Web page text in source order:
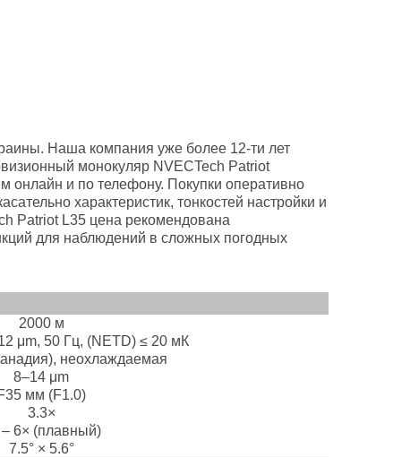
Наша компания уже более 12-ти лет
монокуляр NVECTech Patriot
онлайн и по телефону. Покупки оперативно
характеристик, тонкостей настройки и
Patriot L35 цена рекомендована
для наблюдений в сложных погодных
2000 м
μm, 50 Гц, (NETD) ≤ 20 мК
неохлаждаемая
8–14 μm
мм (F1.0)
3.3×
– 6× (плавный)
7.5° × 5.6°